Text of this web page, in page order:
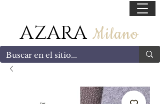
AZARA Milano